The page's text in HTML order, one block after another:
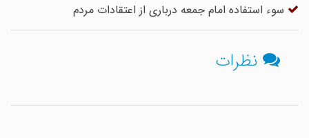
سوء استفاده امام جمعه درباری از اعتقادات مردم
نظرات